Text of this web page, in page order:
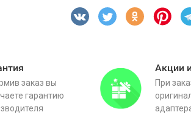
заказ вы
гарантию
Акции
При